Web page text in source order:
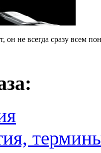
не всегда сразу всем